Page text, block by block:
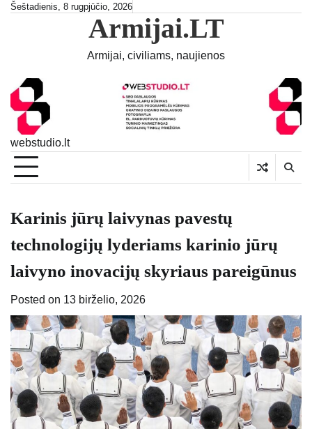
SkipŠeštadienis, 8 rugpjūčio, 2026
Armijai.LT
Armijai, civiliams, naujienos
webstudio.lt
Karinis jūrų laivynas pavestų
technologijų lyderiams karinio jūrų
laivyno inovacijų skyriaus pareigūnus
Posted on 13 birželio, 2026